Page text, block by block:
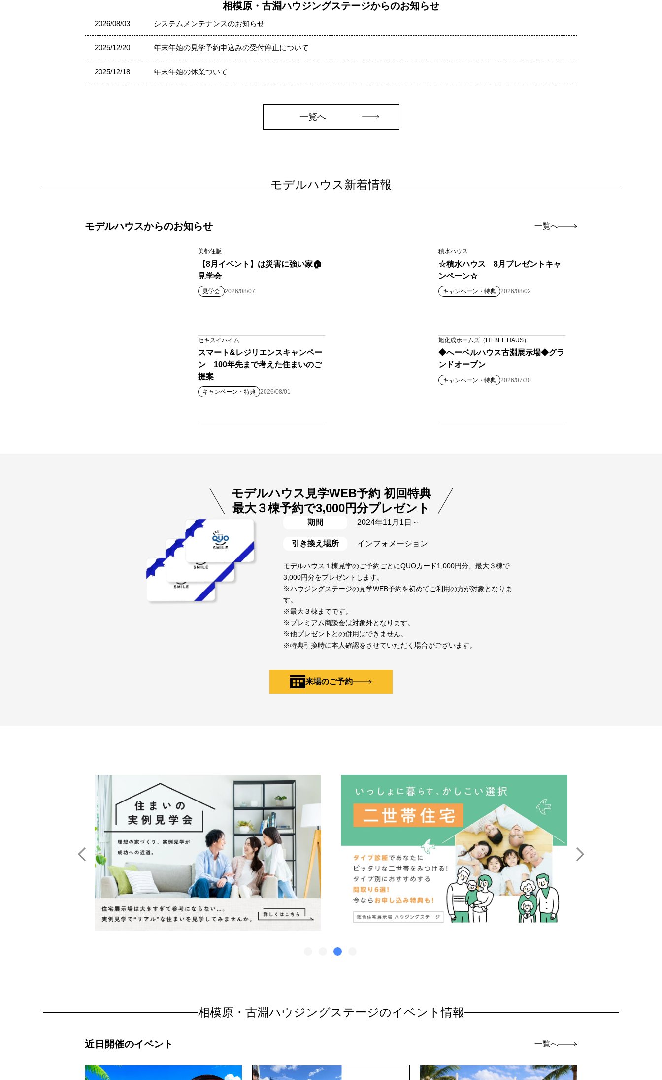
相模原・古淵ハウジングステージからのお知らせ
2026/08/03 システムメンテナンスのお知らせ
2025/12/20 年末年始の見学予約申込みの受付停止について
2025/12/18 年末年始の休業ついて
一覧へ
モデルハウス新着情報
モデルハウスからのお知らせ 一覧へ
美都住販
【8月イベント】は災害に強い家🏠
見学会
見学会 2026/08/07
積水ハウス
☆積水ハウス 8月プレゼントキャ
ンペーン☆
キャンペーン・特典 2026/08/02
セキスイハイム
スマート&レジリエンスキャンペー
ン 100年先まで考えた住まいのご
提案
キャンペーン・特典 2026/08/01
旭化成ホームズ（HEBEL HAUS）
◆へーベルハウス古淵展示場◆グラ
ンドオープン
キャンペーン・特典 2026/07/30
モデルハウス見学WEB予約 初回特典
最大３棟予約で3,000円分プレゼント
期間 2024年11月1日～
引き換え場所 インフォメーション
モデルハウス１棟見学のご予約ごとにQUOカード1,000円分、最大３棟で
3,000円分をプレゼントします。
※ハウジングステージの見学WEB予約を初めてご利用の方が対象となりま
す。
※最大３棟までです。
※プレミアム商談会は対象外となります。
※他プレゼントとの併用はできません。
※特典引換時に本人確認をさせていただく場合がございます。
来場のご予約
相模原・古淵ハウジングステージのイベント情報
近日開催のイベント 一覧へ